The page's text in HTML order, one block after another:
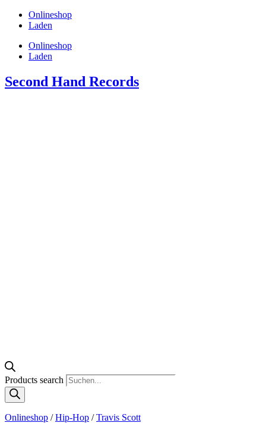
Onlineshop
Laden
Onlineshop
Laden
Second Hand Records
Products search
Onlineshop /Hip-Hop /Travis Scott